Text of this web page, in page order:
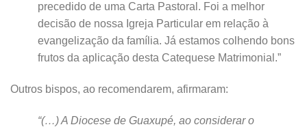
precedido de uma Carta Pastoral. Foi a melhor
decisão de nossa Igreja Particular em relação à
evangelização da família. Já estamos colhendo bons
frutos da aplicação desta Catequese Matrimonial.”
Outros bispos, ao recomendarem, afirmaram:
“(…) A Diocese de Guaxupé, ao considerar o